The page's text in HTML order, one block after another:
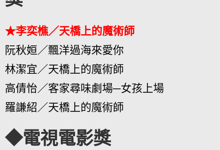
★李奕樵／天橋上的魔術師
阮秋姮／飄洋過海來愛你
林潔宜／天橋上的魔術師
高倩怡／客家尋味劇場─女孩上場
羅謙紹／天橋上的魔術師
◆電視電影獎